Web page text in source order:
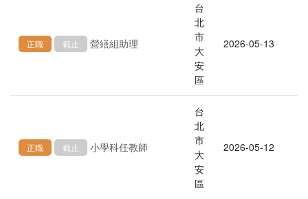
正職 截止 營繕組助理
台
北
市
大
安
區
2026-05-13
正職 截止 小學科任教師
台
北
市
大
安
區
2026-05-12